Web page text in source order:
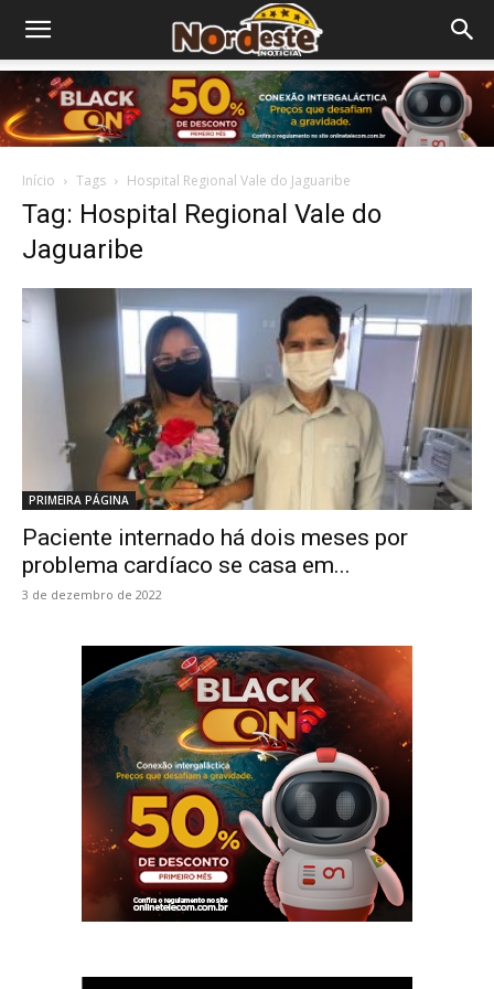
Início Tags Hospital Regional Vale do Jaguaribe
Tag: Hospital Regional Vale do
Jaguaribe
PRIMEIRA PÁGINA
Paciente internado há dois meses por
problema cardíaco se casa em...
3 de dezembro de 2022